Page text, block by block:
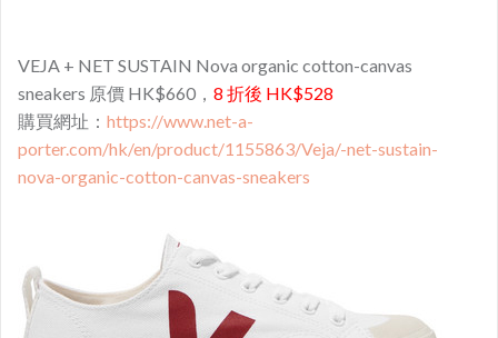
VEJA + NET SUSTAIN Nova organic cotton-canvas
sneakers 原價 HK$660， 8 折後 HK$528
購買網址： https://www.net-a-
porter.com/hk/en/product/1155863/Veja/-net-sustain-
nova-organic-cotton-canvas-sneakers